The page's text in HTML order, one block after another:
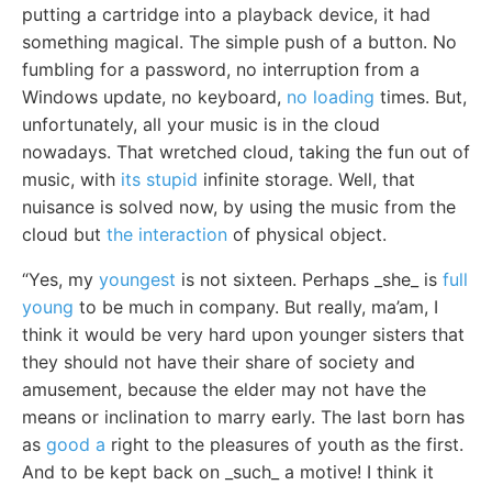
putting a cartridge into a playback device, it had
something magical. The simple push of a button. No
fumbling for a password, no interruption from a
Windows update, no keyboard, no loading times. But,
unfortunately, all your music is in the cloud
nowadays. That wretched cloud, taking the fun out of
music, with its stupid infinite storage. Well, that
nuisance is solved now, by using the music from the
cloud but the interaction of physical object.
“Yes, my youngest is not sixteen. Perhaps _she_ is full
young to be much in company. But really, ma’am, I
think it would be very hard upon younger sisters that
they should not have their share of society and
amusement, because the elder may not have the
means or inclination to marry early. The last born has
as good a right to the pleasures of youth as the first.
And to be kept back on _such_ a motive! I think it